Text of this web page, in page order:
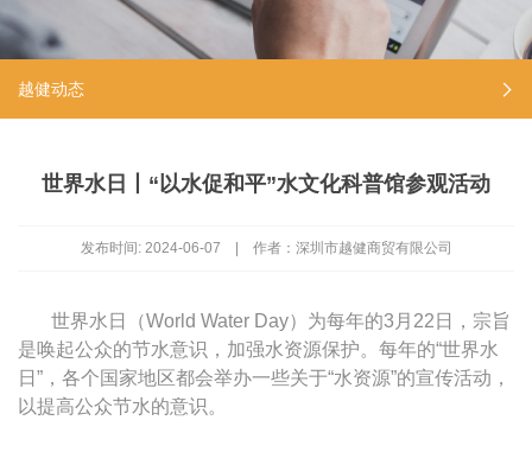
越健动态
世界水日丨“以水促和平”水文化科普馆参观活动
发布时间: 2024-06-07 作者：深圳市越健商贸有限公司
世界水日（World Water Day）为每年的3月22日，宗旨
是唤起公众的节水意识，加强水资源保护。每年的“世界水
日”，各个国家地区都会举办一些关于“水资源”的宣传活动，
以提高公众节水的意识。